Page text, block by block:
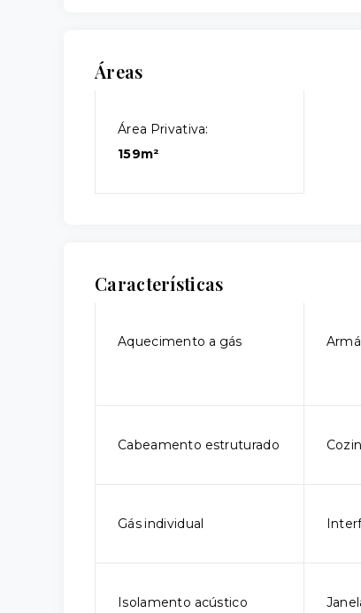
Áreas
Área Privativa:
159m²
Características
Aquecimento a gás
Cabeamento estruturado
Gás individual
Isolamento acústico